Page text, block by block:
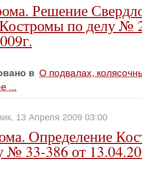
Решение
Костромы по делу №
в О подвалах,
...
13 Апреля 2009 03:00
Определение
№ 33-386 от